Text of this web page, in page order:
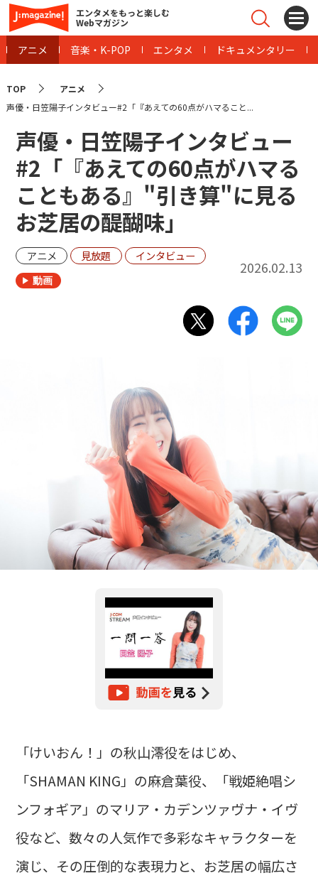
エンタメをもっと楽しむ
Webマガジン
アニメ 音楽・K-POP エンタメ ドキュメンタリー
TOP
アニメ
声優・日笠陽子インタビュー#2「『あえての60点がハマること...
声優・日笠陽子インタビュー
#2「『あえての60点がハマる
こともある』"引き算"に見る
お芝居の醍醐味」
アニメ 見放題 インタビュー
2026.02.13
「けいおん！」の秋山澪役をはじめ、
「SHAMAN KING」の麻倉葉役、「戦姫絶唱シ
ンフォギア」のマリア・カデンツァヴナ・イヴ
役など、数々の人気作で多彩なキャラクターを
演じ、その圧倒的な表現力と、お芝居の幅広さ